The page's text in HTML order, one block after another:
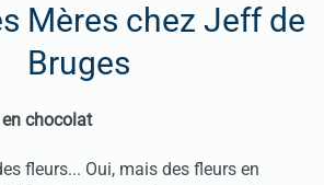
Mères chez Jeff de
Bruges
chocolat
fleurs... Oui, mais des fleurs en